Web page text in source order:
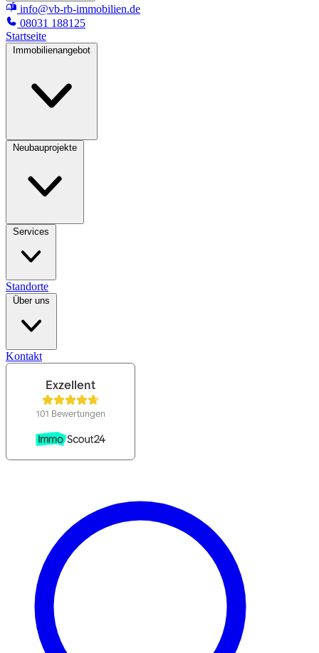
info@vb-rb-immobilien.de
08031 188125
Startseite
Immobilienangebot
Neubauprojekte
Services
Standorte
Über uns
Kontakt